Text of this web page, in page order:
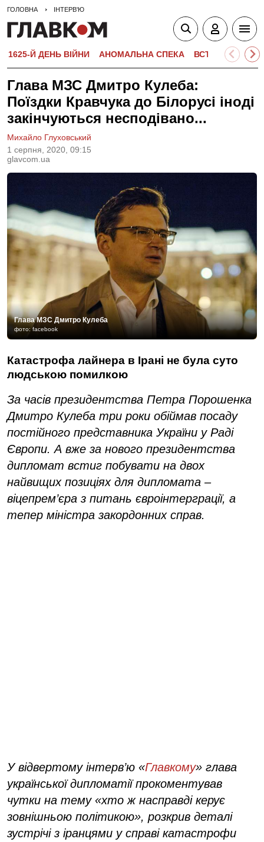
ГОЛОВНА ІНТЕРВ'Ю
1625-Й ДЕНЬ ВІЙНИ АНОМАЛЬНА СПЕКА ВСТУПНА
Глава МЗС Дмитро Кулеба:
Поїздки Кравчука до Білорусі іноді
закінчуються несподівано...
1 серпня, 2020, 09:15
glavcom.ua
Михайло Глуховський
Глава МЗС Дмитро Кулеба
фото: facebook
Катастрофа лайнера в Ірані не була суто
людською помилкою
За часів президентства Петра Порошенка
Дмитро Кулеба три роки обіймав посаду
постійного представника України у Раді
Європи. А вже за нового президентства
дипломат встиг побувати на двох
найвищих позиціях для дипломата –
віцепрем’єра з питань євроінтерграції, а
тепер міністра закордонних справ.
У відвертому інтерв’ю «Главкому» глава
української дипломатії прокоментував
чутки на тему «хто ж насправді керує
зовнішньою політикою», розкрив деталі
зустрічі з іранцями у справі катастрофи